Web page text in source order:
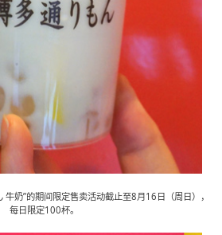
奶”的期间限定售卖活动截止至8月16日（周日），
每日限定100杯。